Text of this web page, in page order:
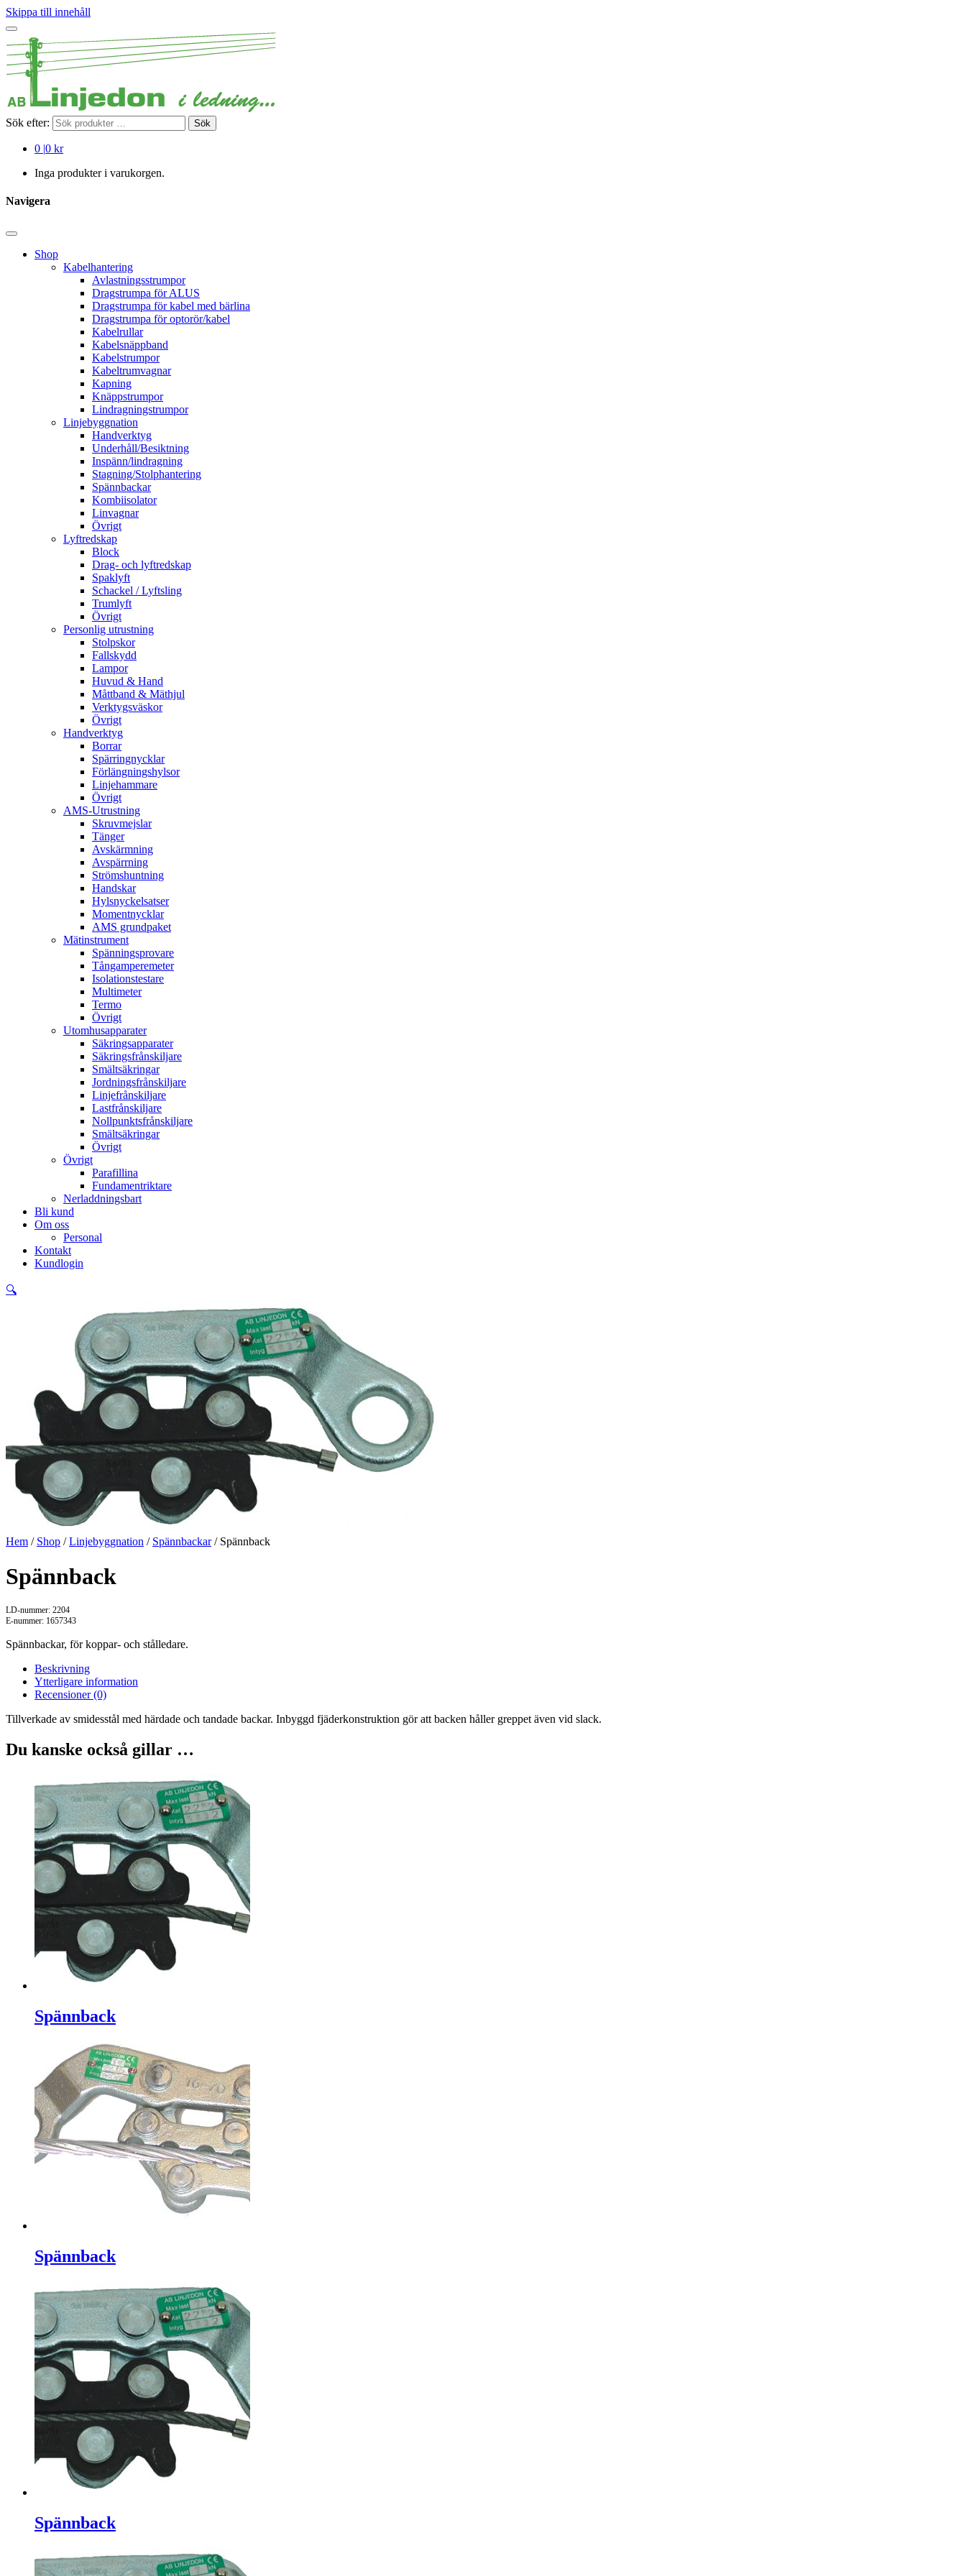
Skippa till innehåll
Sök efter: Sök
0 |0 kr
Inga produkter i varukorgen.
Navigera
Shop
Kabelhantering
Avlastningsstrumpor
Dragstrumpa för ALUS
Dragstrumpa för kabel med bärlina
Dragstrumpa för optorör/kabel
Kabelrullar
Kabelsnäppband
Kabelstrumpor
Kabeltrumvagnar
Kapning
Knäppstrumpor
Lindragningstrumpor
Linjebyggnation
Handverktyg
Underhåll/Besiktning
Inspänn/lindragning
Stagning/Stolphantering
Spännbackar
Kombiisolator
Linvagnar
Övrigt
Lyftredskap
Block
Drag- och lyftredskap
Spaklyft
Schackel / Lyftsling
Trumlyft
Övrigt
Personlig utrustning
Stolpskor
Fallskydd
Lampor
Huvud & Hand
Måttband & Mäthjul
Verktygsväskor
Övrigt
Handverktyg
Borrar
Spärringnycklar
Förlängningshylsor
Linjehammare
Övrigt
AMS-Utrustning
Skruvmejslar
Tänger
Avskärmning
Avspärrning
Strömshuntning
Handskar
Hylsnyckelsatser
Momentnycklar
AMS grundpaket
Mätinstrument
Spänningsprovare
Tångamperemeter
Isolationstestare
Multimeter
Termo
Övrigt
Utomhusapparater
Säkringsapparater
Säkringsfrånskiljare
Smältsäkringar
Jordningsfrånskiljare
Linjefrånskiljare
Lastfrånskiljare
Nollpunktsfrånskiljare
Smältsäkringar
Övrigt
Övrigt
Parafillina
Fundamentriktare
Nerladdningsbart
Bli kund
Om oss
Personal
Kontakt
Kundlogin
🔍
Hem / Shop /Linjebyggnation / Spännbackar/ Spännback
Spännback
LD-nummer: 2204
E-nummer: 1657343
Spännbackar, för koppar- och stålledare.
Beskrivning
Ytterligare information
Recensioner (0)
Tillverkade av smidesstål med härdade och tandade backar. Inbyggd fjäderkonstruktion gör att backen håller greppet även vid slack.
Du kanske också gillar …
Spännback
Spännback
Spännback